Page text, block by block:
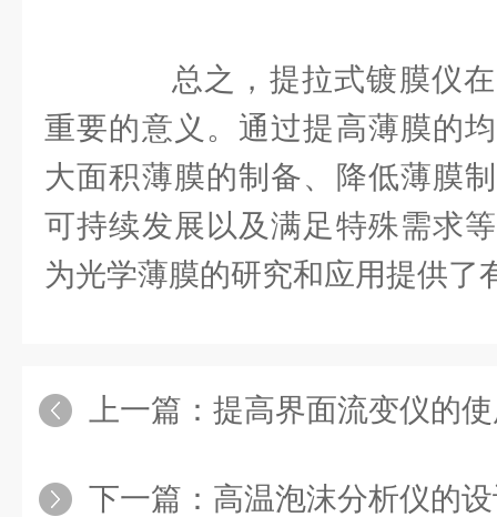
总之，提拉式镀膜仪在
重要的意义。通过提高薄膜的
大面积薄膜的制备、降低薄膜
可持续发展以及满足特殊需求
为光学薄膜的研究和应用提供了
上一篇： 提高界面流变仪的使用寿
下一篇： 高温泡沫分析仪的